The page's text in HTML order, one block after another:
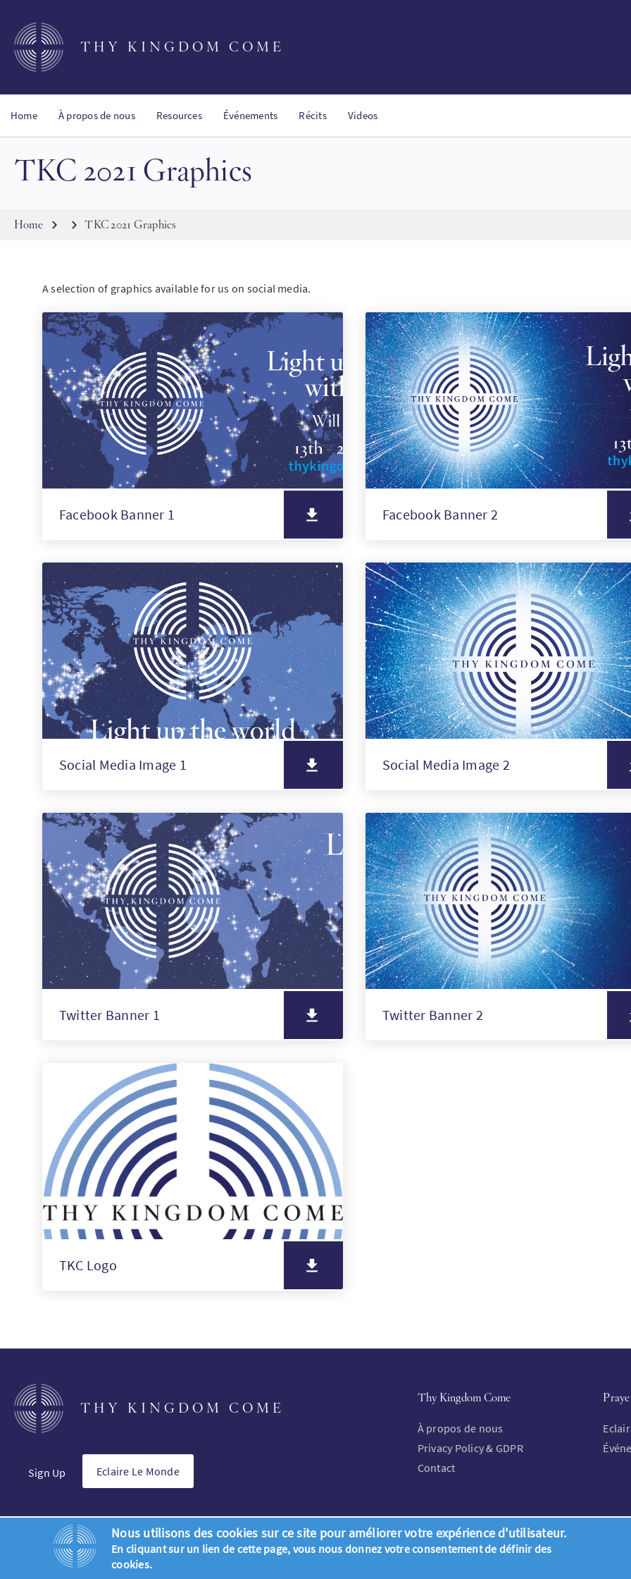
main
content
THY KINGDOM COME
Home À propos de nous Resources Événements Récits Videos
TKC 2021 Graphics
Breadcrumb
Home TKC 2021 Graphics
A selection of graphics available for us on social media.
Facebook Banner 1 Facebook Banner 2
Social Media Image 1 Social Media Image 2
Twitter Banner 1 Twitter Banner 2
TKC Logo
THY KINGDOM COME
Sign Up Eclaire Le Monde
Thy Kingdom Come
À propos de nous
Privacy Policy & GDPR
Contact
© Thy Kingdom Come 2026
Nous utilisons des cookies sur ce site pour améliorer votre expérience d'utilisateur.
En cliquant sur un lien de cette page, vous nous donnez votre consentement de définir des
cookies.